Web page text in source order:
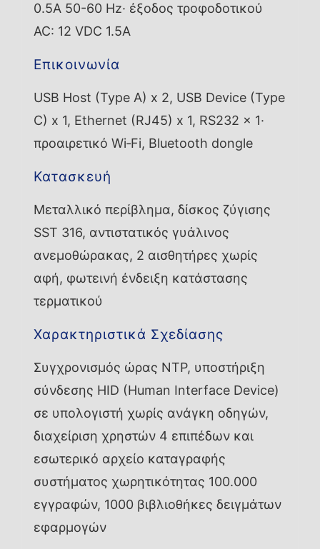
0.5A 50-60 Hz· έξοδος τροφοδοτικού
AC: 12 VDC 1.5A
Επικοινωνία
USB Host (Type A) x 2, USB Device (Type
C) x 1, Ethernet (RJ45) x 1, RS232 x 1·
προαιρετικό Wi‑Fi, Bluetooth dongle
Κατασκευή
Μεταλλικό περίβλημα, δίσκος ζύγισης
SST 316, αντιστατικός γυάλινος
ανεμοθώρακας, 2 αισθητήρες χωρίς
αφή, φωτεινή ένδειξη κατάστασης
τερματικού
Χαρακτηριστικά Σχεδίασης
Συγχρονισμός ώρας NTP, υποστήριξη
σύνδεσης HID (Human Interface Device)
σε υπολογιστή χωρίς ανάγκη οδηγών,
διαχείριση χρηστών 4 επιπέδων και
εσωτερικό αρχείο καταγραφής
συστήματος χωρητικότητας 100.000
εγγραφών, 1000 βιβλιοθήκες δειγμάτων
εφαρμογών